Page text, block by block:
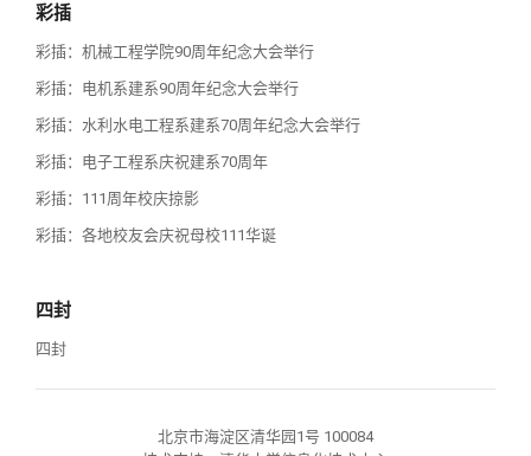
彩插
彩插：机械工程学院90周年纪念大会举行
彩插：电机系建系90周年纪念大会举行
彩插：水利水电工程系建系70周年纪念大会举行
彩插：电子工程系庆祝建系70周年
彩插：111周年校庆掠影
彩插：各地校友会庆祝母校111华诞
四封
四封
北京市海淀区清华园1号 100084